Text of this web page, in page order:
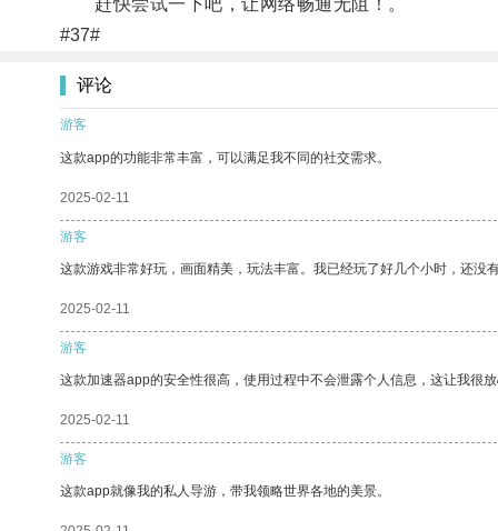
赶快尝试一下吧，让网络畅通无阻！。
#37#
评论
游客
这款app的功能非常丰富，可以满足我不同的社交需求。
2025-02-11
游客
这款游戏非常好玩，画面精美，玩法丰富。我已经玩了好几个小时，还没有
2025-02-11
游客
这款加速器app的安全性很高，使用过程中不会泄露个人信息，这让我很
2025-02-11
游客
这款app就像我的私人导游，带我领略世界各地的美景。